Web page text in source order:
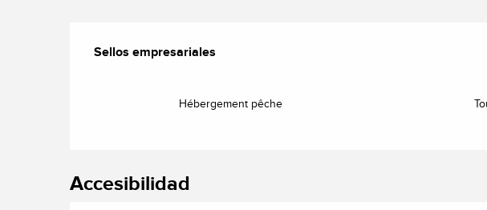
Oferta de prestaciones
Sellos empresariales
Sellos empresariales
Hébergement pêche
Accesibilidad